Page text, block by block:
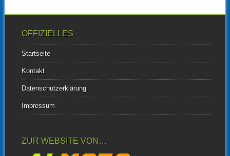
OFFIZIELLES
Startseite
Kontakt
Datenschutzerklärung
Impressum
ZUR WEBSITE VON…